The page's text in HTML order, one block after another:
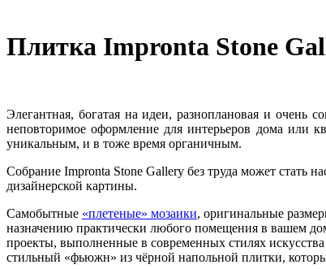
Плитка Impronta Stone
Элегантная, богатая на идеи, разноплановая и очень
неповторимое оформление для интерьеров дома или
уникальным, и в тоже время органичным.
Собрание Impronta Stone Gallery без труда может стать
дизайнерской картины.
Самобытные «плетеные» мозаики, оригинальные
назначению практически любого помещения в вашем
проекты, выполненные в современных стилях
стильный «фьюжн» из чёрной напольной плитки,